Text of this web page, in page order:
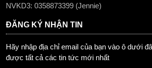
NVKD3: 0358873399 (Jennie)
ĐĂNG KÝ NHẬN TIN
Hãy nhập địa chỉ email của bạn vào ô dưới
được tất cả các tin tức mới nhất